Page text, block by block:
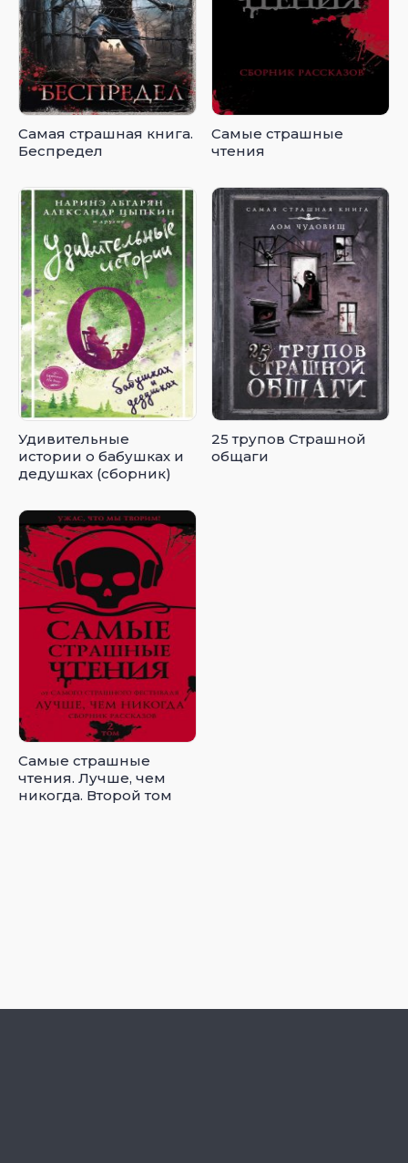
Самая страшная книга.
Беспредел
Самые страшные
чтения
Удивительные
истории о бабушках и
дедушках (сборник)
25 трупов Страшной
общаги
Самые страшные
чтения. Лучше, чем
никогда. Второй том